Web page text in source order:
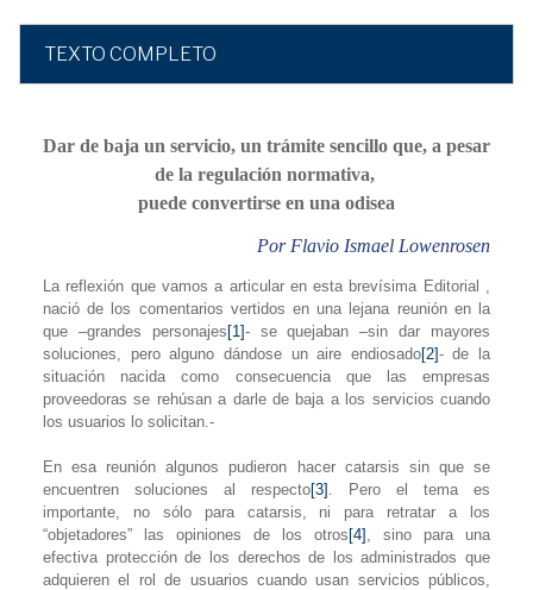
TEXTO COMPLETO
Dar de baja un servicio, un trámite sencillo que, a pesar
de la regulación normativa,
puede convertirse en una odisea
Por Flavio Ismael Lowenrosen
La reflexión que vamos a articular en esta brevísima Editorial ,
nació de los comentarios vertidos en una lejana reunión en la
que –grandes personajes [1]- se quejaban –sin dar mayores
soluciones, pero alguno dándose un aire endiosado[2]- de la
situación nacida como consecuencia que las empresas
proveedoras se rehúsan a darle de baja a los servicios cuando
los usuarios lo solicitan.-
En esa reunión algunos pudieron hacer catarsis sin que se
encuentren soluciones al respecto[3] . Pero el tema es
importante, no sólo para catarsis, ni para retratar a los
“objetadores” las opiniones de los otros [4] , sino para una
efectiva protección de los derechos de los administrados que
adquieren el rol de usuarios cuando usan servicios públicos,